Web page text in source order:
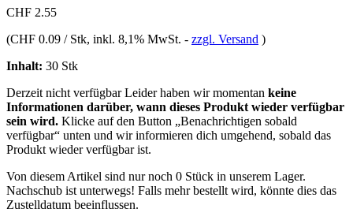
CHF 2.55
(CHF 0.09 / Stk, inkl. 8,1% MwSt. - zzgl. Versand )
Inhalt: 30 Stk
Derzeit nicht verfügbarLeider haben wir momentan keine
Informationen darüber, wann dieses Produkt wieder verfügbar
sein wird. Klicke auf den Button „Benachrichtigen sobald
verfügbar“ unten und wir informieren dich umgehend, sobald das
Produkt wieder verfügbar ist.
Von diesem Artikel sind nur noch 0 Stück in unserem Lager.
Nachschub ist unterwegs! Falls mehr bestellt wird, könnte dies das
Zustelldatum beeinflussen.